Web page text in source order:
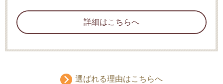
詳細はこちらへ
選ばれる理由はこちらへ